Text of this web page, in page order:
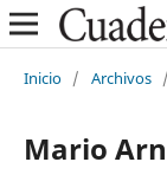
Inicio / Archivos /
Mario